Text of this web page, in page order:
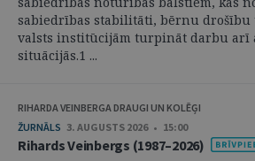
sabiedrības stabilitāti, bērnu drošību
valsts institūcijām turpināt darbu arī
situācijās.1 ...
RIHARDA VEINBERGA DRAUGI UN KOLĒĢI
ŽURNĀLS 3. AUGUSTS 2026 • 15:00
Rihards Veinbergs (1987–2026)